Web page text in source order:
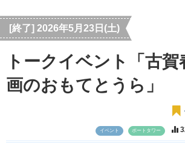
[終了] 2026年5月23日(土)
トークイベント「古
画のおもてとうら」
イベント ポートタワー